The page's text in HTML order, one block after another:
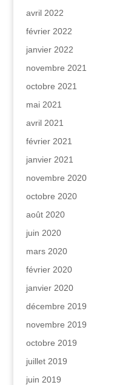
avril 2022
février 2022
janvier 2022
novembre 2021
octobre 2021
mai 2021
avril 2021
février 2021
janvier 2021
novembre 2020
octobre 2020
août 2020
juin 2020
mars 2020
février 2020
janvier 2020
décembre 2019
novembre 2019
octobre 2019
juillet 2019
juin 2019